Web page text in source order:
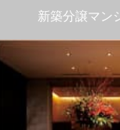
新築分譲マン